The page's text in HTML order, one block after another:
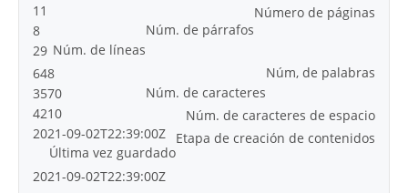
Número de páginas
11
Núm. de párrafos
8
Núm. de líneas
29
Núm, de palabras
648
Núm. de caracteres
3570
Núm. de caracteres de espacio
4210
Etapa de creación de contenidos
2021-09-02T22:39:00Z
Última vez guardado
2021-09-02T22:39:00Z